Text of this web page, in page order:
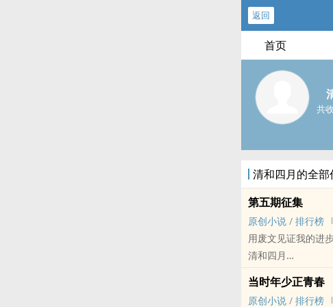
返回
首页
共
清和四月的全部
第五期征集
原创小说 / 排行榜
用废文见证我的进
清和四月
第五期征集
当时年少正青春
原创小说 / 排行榜